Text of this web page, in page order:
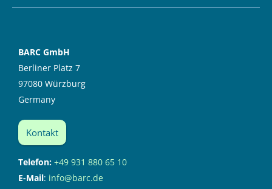
BARC GmbH
Berliner Platz 7
97080 Würzburg
Germany
Kontakt
Telefon: +49 931 880 65 10
E-Mail: info@barc.de